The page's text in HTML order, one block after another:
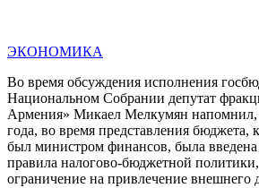
ЭКОНОМИКА
Во время обсуждения исполнения
Национальном Собрании депутат
Армения» Микаел Мелкумян напомнил,
года, во время представления бюджета,
был министром финансов, была введена
правила налогово-бюджетной
ограничение на привлечение внешнего